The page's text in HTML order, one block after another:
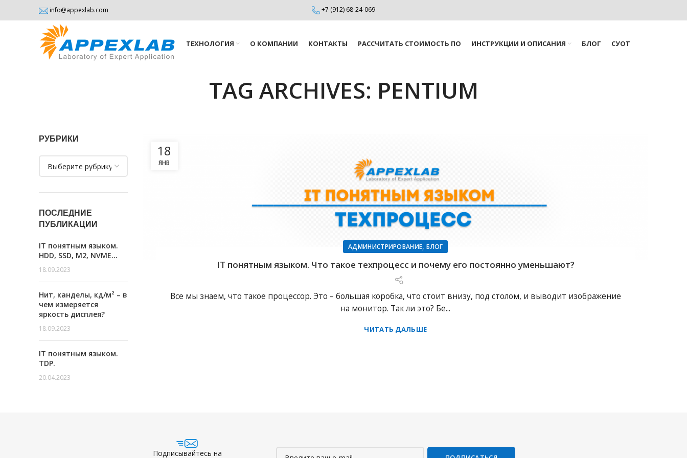
info@appexlab.com +7 (912) 68-24-069
ТЕХНОЛОГИЯ О КОМПАНИИ КОНТАКТЫ РАССЧИТАТЬ СТОИМОСТЬ ПО ИНСТРУКЦИИ И ОПИСАНИЯ БЛОГ СУОТ
TAG ARCHIVES: PENTIUM
18
ЯНВ
АДМИНИСТРИРОВАНИЕ,БЛОГ
IT понятным языком. Что такое техпроцесс и почему его постоянно уменьшают?
Все мы знаем, что такое процессор. Это – большая коробка, что стоит внизу, под столом, и выводит изображение
на монитор. Так ли это? Бе...
ЧИТАТЬ ДАЛЬШЕ
РУБРИКИ
Рубрики
ПОСЛЕДНИЕ
ПУБЛИКАЦИИ
IT понятным языком.
HDD, SSD, M2, NVME…
18.09.2023
Нит, канделы, кд/м² – в
чем измеряется
яркость дисплея?
18.09.2023
IT понятным языком.
TDP.
20.04.2023
Подписывайтесь на